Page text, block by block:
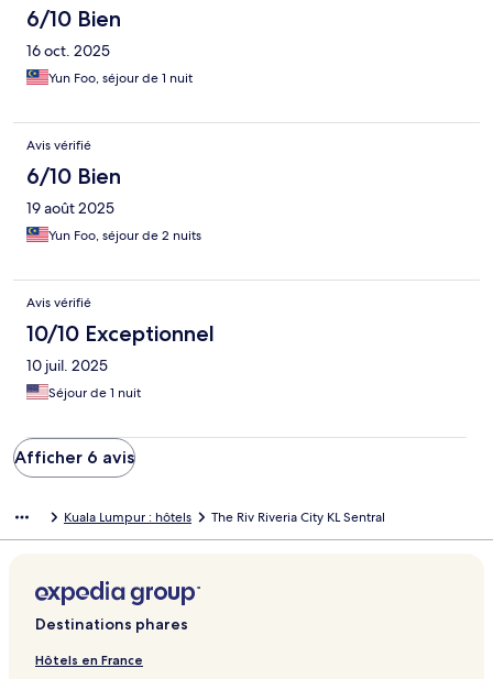
6/10 Bien
16 oct. 2025
Yun Foo, séjour de 1 nuit
Avis vérifié
6/10 Bien
19 août 2025
Yun Foo, séjour de 2 nuits
Avis vérifié
10/10 Exceptionnel
10 juil. 2025
Séjour de 1 nuit
Afficher 6 avis
Kuala Lumpur : hôtels The Riv Riveria City KL Sentral
Destinations phares
Hôtels en France